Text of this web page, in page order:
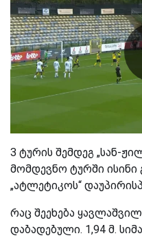
3 ტურის შემდეგ „სან-
მომდევნო ტურში ისინი
„ატლეტიკოს“
რაც შეეხება
დაბადებული. 1,94 მ.